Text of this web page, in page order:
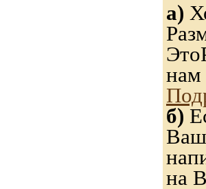
а)
нам
б)
на